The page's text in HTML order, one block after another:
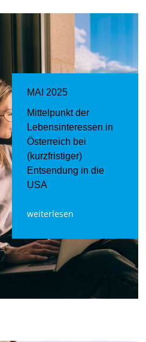
MAI 2025
Mittelpunkt der
Lebensinteressen in
Österreich bei
(kurzfristiger)
Entsendung in die
USA
weiterlesen